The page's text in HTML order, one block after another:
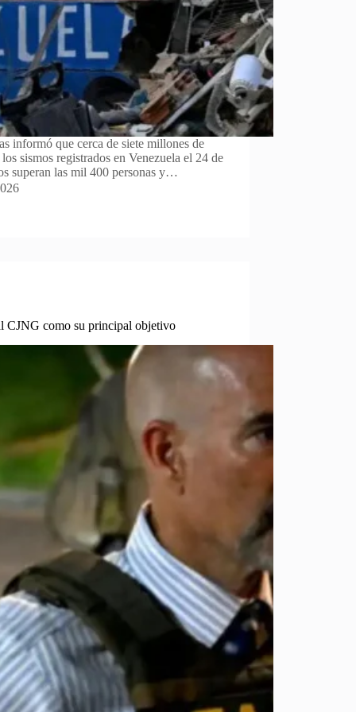
informó que cerca de siete millones de
sismos registrados en Venezuela el 24 de
superan las mil 400 personas y…
CJNG como su principal objetivo